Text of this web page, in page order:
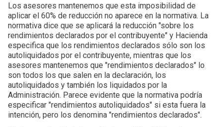
Los asesores mantenemos que esta imposibilidad de
aplicar el 60% de reducción no aparece en la normativa. La
normativa dice que se aplicará la reducción "sobre los
rendimientos declarados por el contribuyente" y Hacienda
especifica que los rendimientos declarados sólo son los
autoliquidados por el contribuyente, mientras que los
asesores mantenemos que "rendimientos declarados" lo
son todos los que salen en la declaración, los
autoliquidados y también los liquidados por la
Administración. Parece evidente que la normativa podría
especificar "rendimientos autoliquidados" si esta fuera la
intención, pero los denomina "rendimientos declarados".